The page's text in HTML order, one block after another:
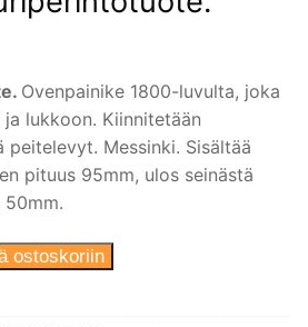
Ovenpainike 1800-luvulta, joka
lukkoon. Kiinnitetään
peitelevyt. Messinki. Sisältää
pituus 95mm, ulos seinästä
50mm.
ostoskoriin